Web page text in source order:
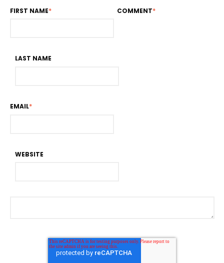
FIRST NAME*
LAST NAME
EMAIL*
WEBSITE
COMMENT*